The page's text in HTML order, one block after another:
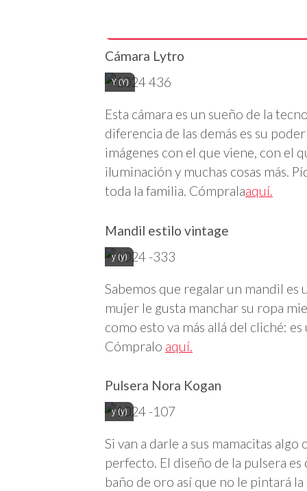
Cámara Lytro
Y (Y)
Esta cámara es un sueño de la
diferencia de las demás es su
imágenes con el que viene, con el
iluminación y muchas cosas más.
toda la familia. Cómpralaaquí.
Mandil estilo vintage
y (y)
Sabemos que regalar un mandil es
mujer le gusta manchar su ropa
como esto va más allá del cliché:
Cómpralo aquí.
Pulsera Nora Kogan
y (y)
Si van a darle a sus mamacitas
perfecto. El diseño de la pulsera
baño de oro así que no le pintará